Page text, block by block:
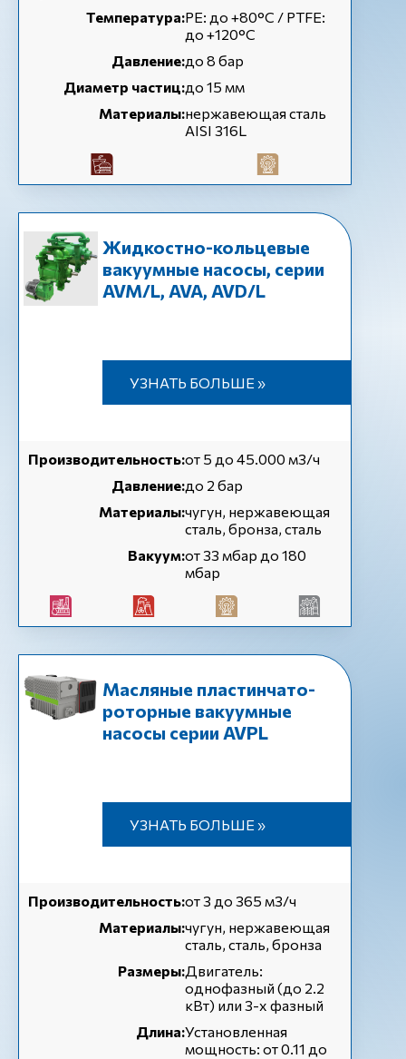
Температура:РЕ: до +80°C / PTFE:
до +120°C
Давление:до 8 бар
Диаметр частиц:до 15 мм
Материалы:нержавеющая сталь
AISI 316L
Жидкостно-кольцевые
вакуумные насосы, серии
AVM/L, AVA, AVD/L
УЗНАТЬ БОЛЬШЕ »
Производительность:от 5 до 45.000 м3/ч
Давление:до 2 бар
Материалы:чугун, нержавеющая
сталь, бронза, сталь
Вакуум:от 33 мбар до 180
мбар
Масляные пластинчато-
роторные вакуумные
насосы серии AVPL
УЗНАТЬ БОЛЬШЕ »
Производительность:от 3 до 365 м3/ч
Материалы:чугун, нержавеющая
сталь, сталь, бронза
Размеры:Двигатель:
однофазный (до 2.2
кВт) или 3-х фазный
Длина:Установленная
мощность: от 0.11 до